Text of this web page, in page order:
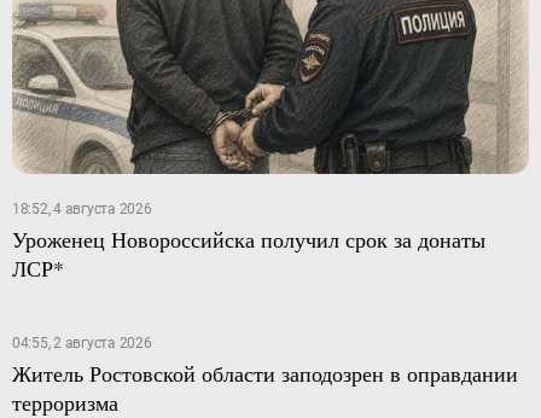
18:52, 4 августа 2026
Уроженец Новороссийска получил срок за донаты
ЛСР*
04:55, 2 августа 2026
Житель Ростовской области заподозрен в оправдании
терроризма